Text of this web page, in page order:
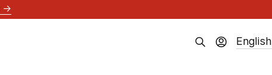
→
English